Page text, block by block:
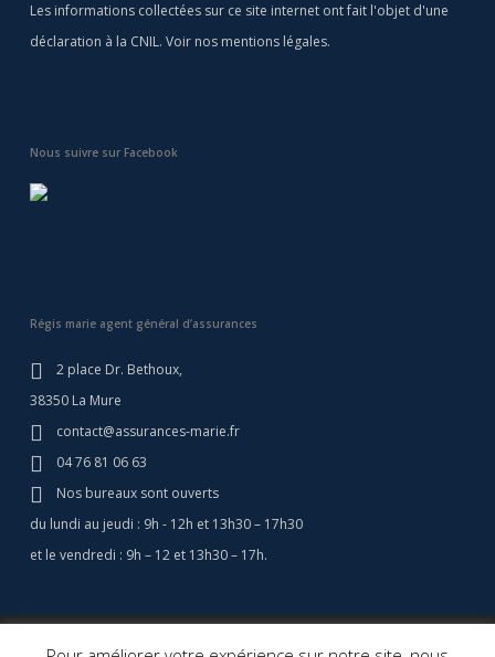
Les informations collectées sur ce site internet ont fait l'objet d'une
déclaration à la CNIL. Voir nos mentions légales.
Nous suivre sur Facebook
Régis marie agent général d’assurances
2 place Dr. Bethoux,
38350 La Mure
contact@assurances-marie.fr
04 76 81 06 63
Nos bureaux sont ouverts
du lundi au jeudi : 9h - 12h et 13h30 – 17h30
et le vendredi : 9h – 12 et 13h30 – 17h.
© 2026 Assurances Marie - Assurance Camping Car - Régis Marie